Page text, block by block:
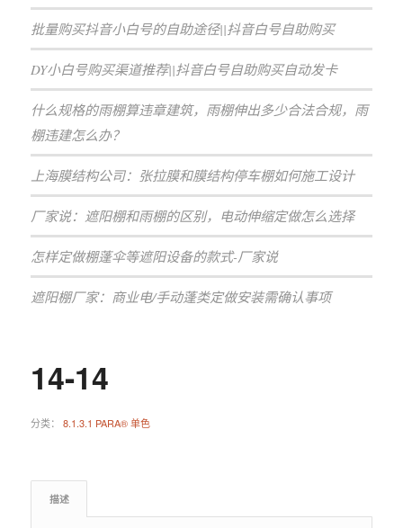
批量购买抖音小白号的自助途径||抖音白号自助购买
DY小白号购买渠道推荐||抖音白号自助购买自动发卡
什么规格的雨棚算违章建筑，雨棚伸出多少合法合规，雨
棚违建怎么办？
上海膜结构公司：张拉膜和膜结构停车棚如何施工设计
厂家说：遮阳棚和雨棚的区别，电动伸缩定做怎么选择
怎样定做棚蓬伞等遮阳设备的款式-厂家说
遮阳棚厂家：商业电/手动蓬类定做安装需确认事项
14-14
分类： 8.1.3.1 PARA® 单色
描述